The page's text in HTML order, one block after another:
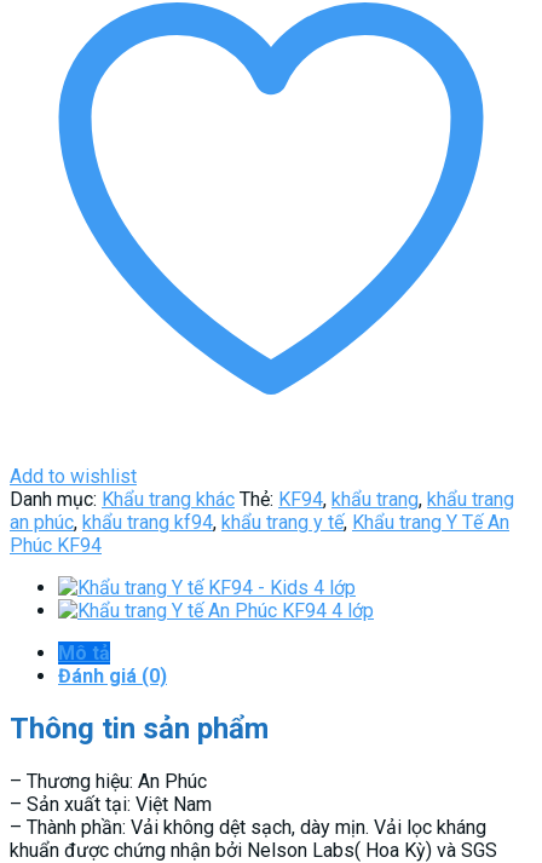
Khẩu
trang
Phúc
KF94
Add to wishlist
Danh mục: Khẩu trang khác Thẻ: KF94, khẩu trang, khẩu trang
an phúc, khẩu trang kf94, khẩu trang y tế, Khẩu trang Y Tế An
Phúc KF94
Mô tả
Đánh giá (0)
Thông tin sản phẩm
– Thương hiệu: An Phúc
– Sản xuất tại: Việt Nam
– Thành phần: Vải không dệt sạch, dày mịn. Vải lọc kháng
khuẩn được chứng nhận bởi Nelson Labs( Hoa Kỳ) và SGS